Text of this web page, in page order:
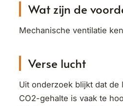
Wat zijn de
Mechanische ventilatie
Verse lucht
Uit onderzoek blijkt dat
CO2-gehalte is vaak te